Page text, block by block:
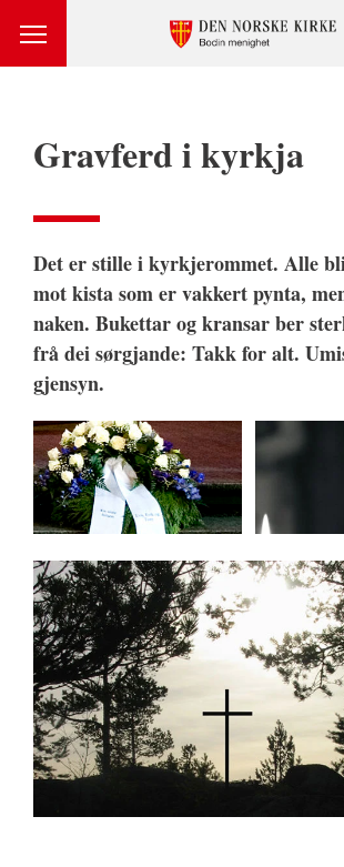
Gravferd i kyrkja
Det er stille i kyrkjerommet. Alle
mot kista som er vakkert pynta,
naken. Bukettar og kransar ber
frå dei sørgjande: Takk for alt.
gjensyn.